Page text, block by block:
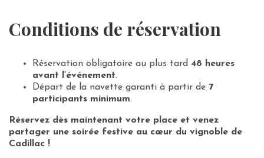
Conditions de réservation
Réservation obligatoire au plus tard 48 heures
avant l’événement.
Départ de la navette garanti à partir de 7
participants minimum.
Réservez dès maintenant votre place et venez
partager une soirée festive au cœur du vignoble de
Cadillac !